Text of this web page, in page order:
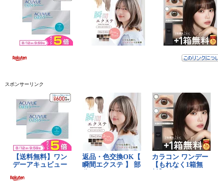
スポンサーリンク